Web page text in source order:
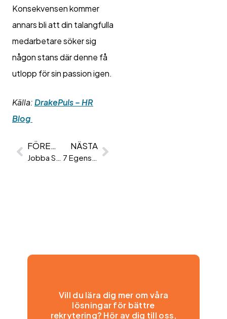
Konsekvensen kommer
annars bli att din talangfulla
medarbetare söker sig
någon stans där denne få
utlopp för sin passion igen.
Källa:DrakePuls – HR
Blog
FÖREGÅENDE
Jobba Som Försäljare
NÄSTA
7 Egenskaper En Medarbetare Bör Ha
Vill du lära dig mer om våra
lösningar för bättre
rekrytering? Hör av dig till oss,